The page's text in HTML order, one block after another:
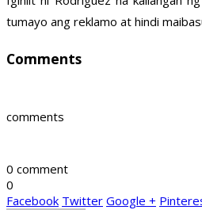
tumayo ang reklamo at hindi
Comments
comments
0 comment
0
Facebook Twitter Google +